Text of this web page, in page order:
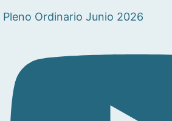
Pleno Ordinario Junio 2026